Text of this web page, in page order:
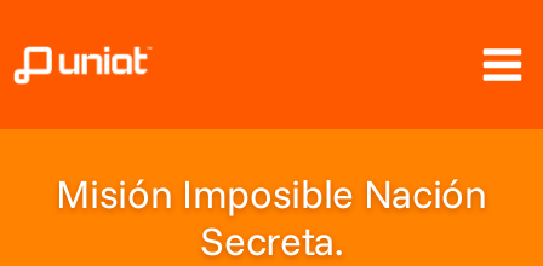
contenido
Misión Imposible Nación
Secreta.